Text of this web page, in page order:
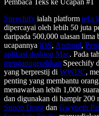
Pembaca Teks ke Ucapan #1
Speechify ialah platform teks
dipercayai oleh lebih 50 juta
daripada 500,000 ulasan lima
ucapannya iOS, Android,
aplikasi desktop Mac. Pada
menganugerahkan Speechify
yang berprestij di WWDC,
penting yang membantu
menawarkan lebih 1,000
dan digunakan di hampir 200
Snoop Dogg dan Gwyneth